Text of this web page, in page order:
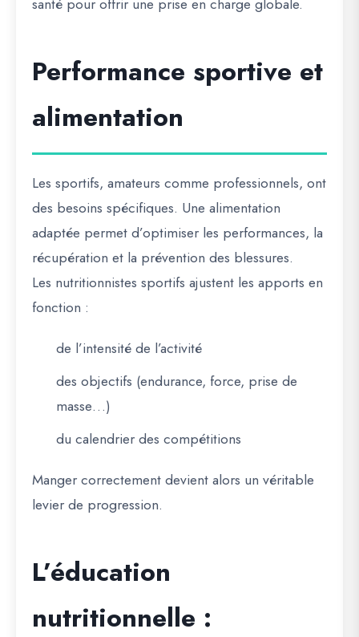
Performance sportive et
alimentation
Les sportifs, amateurs comme professionnels, ont
des besoins spécifiques. Une alimentation
adaptée permet d’optimiser les performances, la
récupération et la prévention des blessures.
Les nutritionnistes sportifs ajustent les apports en
fonction :
de l’intensité de l’activité
des objectifs (endurance, force, prise de
masse…)
du calendrier des compétitions
Manger correctement devient alors un véritable
levier de progression.
L’éducation
nutritionnelle :